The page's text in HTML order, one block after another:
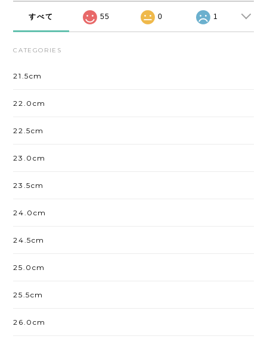
すべて 55 0 1
CATEGORIES
21.5cm
22.0cm
22.5cm
23.0cm
23.5cm
24.0cm
24.5cm
25.0cm
25.5cm
26.0cm